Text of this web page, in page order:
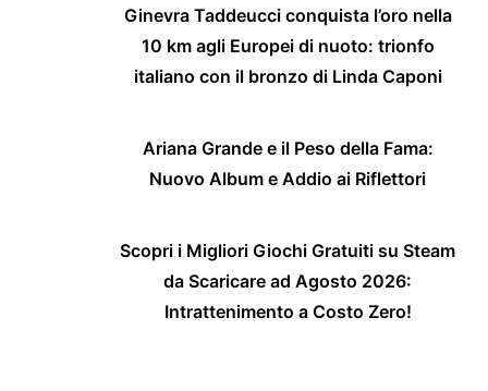
Ginevra Taddeucci conquista l’oro nella
10 km agli Europei di nuoto: trionfo
italiano con il bronzo di Linda Caponi
Ariana Grande e il Peso della Fama:
Nuovo Album e Addio ai Riflettori
Scopri i Migliori Giochi Gratuiti su Steam
da Scaricare ad Agosto 2026:
Intrattenimento a Costo Zero!